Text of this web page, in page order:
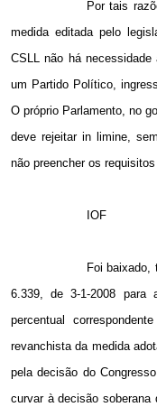
Por tais
medida editada pelo
CSLL não há
um Partido Político,
O próprio Parlamento, no
deve rejeitar in limine,
não preencher os
IOF
Foi baixado,
6.339, de 3-1-2008 para
percentual
revanchista da medida
pela decisão do
curvar à decisão